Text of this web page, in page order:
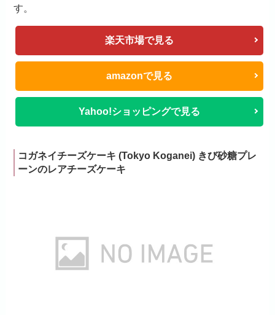
す。
楽天市場で見る
amazonで見る
Yahoo!ショッピングで見る
コガネイチーズケーキ (Tokyo Koganei) きび砂糖プレ
ーンのレアチーズケーキ